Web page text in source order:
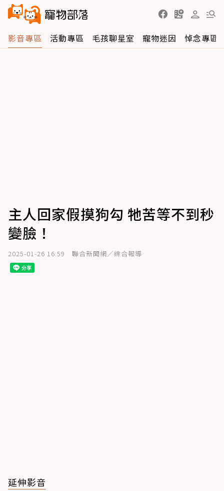
影音專區 活動專區 毛孩聊星室 寵物迷因 悼念專區
主人回家假摸狗勾 牠苦等不到秒
變臉！
2025-01-26 16:59 聯合新聞網／綜合報導
延伸影音